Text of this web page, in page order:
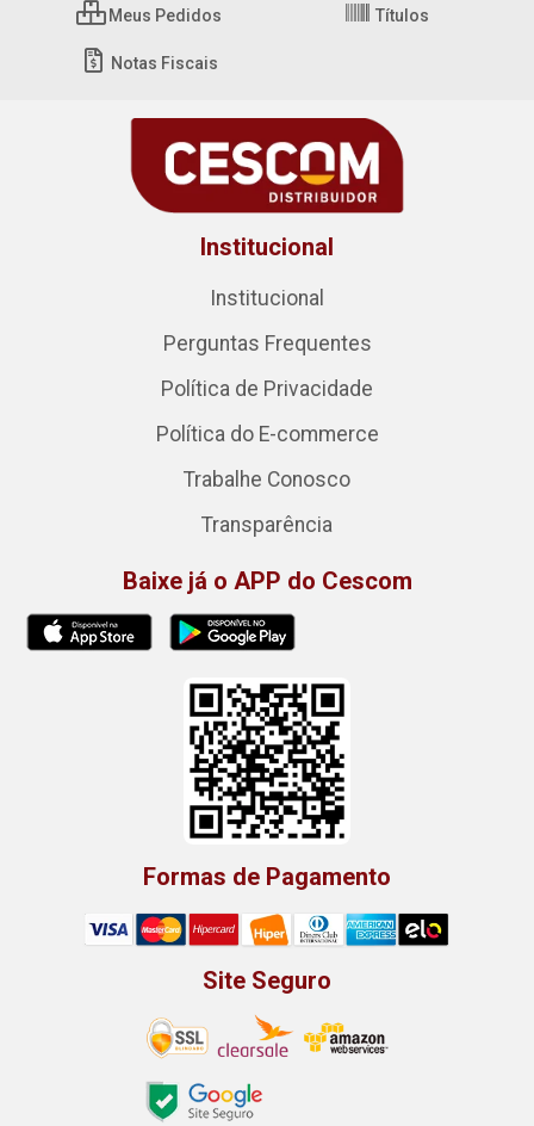
Meus Pedidos Títulos
Notas Fiscais
Institucional
Institucional
Perguntas Frequentes
Política de Privacidade
Política do E-commerce
Trabalhe Conosco
Transparência
Baixe já o APP do Cescom
Formas de Pagamento
Site Seguro